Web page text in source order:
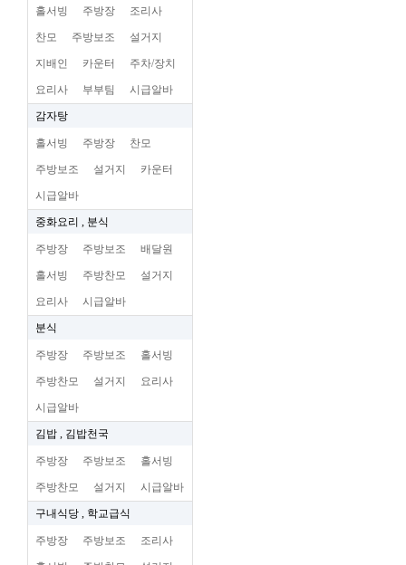
홀서빙 주방장 조리사
찬모 주방보조 설거지
지배인 카운터 주차/장치
요리사 부부팀 시급알바
감자탕
홀서빙 주방장 찬모
주방보조 설거지 카운터
시급알바
중화요리 , 분식
주방장 주방보조 배달원
홀서빙 주방찬모 설거지
요리사 시급알바
분식
주방장 주방보조 홀서빙
주방찬모 설거지 요리사
시급알바
김밥 , 김밥천국
주방장 주방보조 홀서빙
주방찬모 설거지 시급알바
구내식당 , 학교급식
주방장 주방보조 조리사